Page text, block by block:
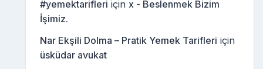
#yemektarifleri için x - Beslenmek Bizim
İşimiz.
Nar Ekşili Dolma – Pratik Yemek Tarifleri için
üsküdar avukat